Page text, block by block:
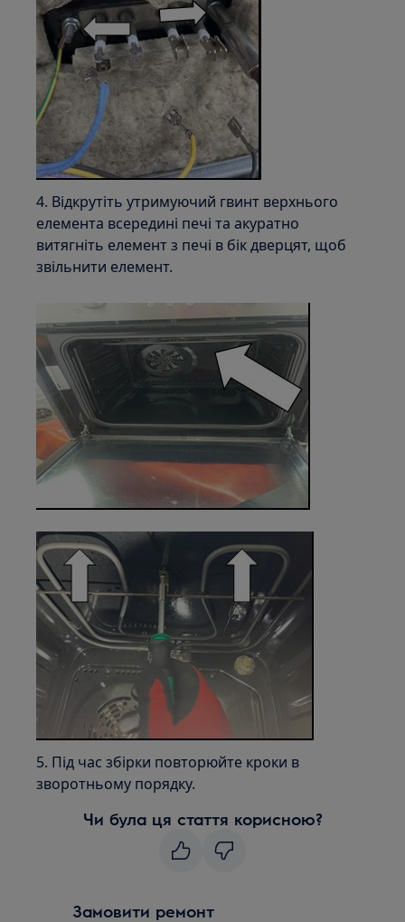
4. Відкрутіть утримуючий гвинт верхнього
елемента всередині печі та акуратно
витягніть елемент з печі в бік дверцят, щоб
звільнити елемент.
5. Під час збірки повторюйте кроки в
зворотньому порядку.
Чи була ця стаття корисною?
Замовити ремонт